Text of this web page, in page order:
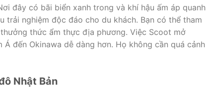
đây có bãi biển xanh trong và khí hậu ấm áp quanh
trải nghiệm độc đáo cho du khách. Bạn có thể tham
thức ẩm thực địa phương. Việc Scoot mở
đến Okinawa dễ dàng hơn. Họ không cần quá cảnh
Nhật Bản